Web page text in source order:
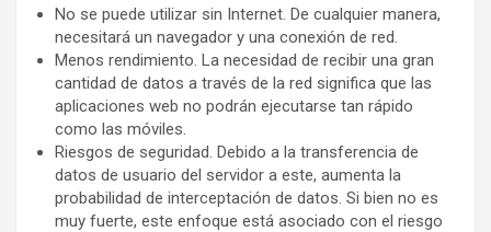
No se puede utilizar sin Internet. De cualquier manera,
necesitará un navegador y una conexión de red.
Menos rendimiento. La necesidad de recibir una gran
cantidad de datos a través de la red significa que las
aplicaciones web no podrán ejecutarse tan rápido
como las móviles.
Riesgos de seguridad. Debido a la transferencia de
datos de usuario del servidor a este, aumenta la
probabilidad de interceptación de datos. Si bien no es
muy fuerte, este enfoque está asociado con el riesgo